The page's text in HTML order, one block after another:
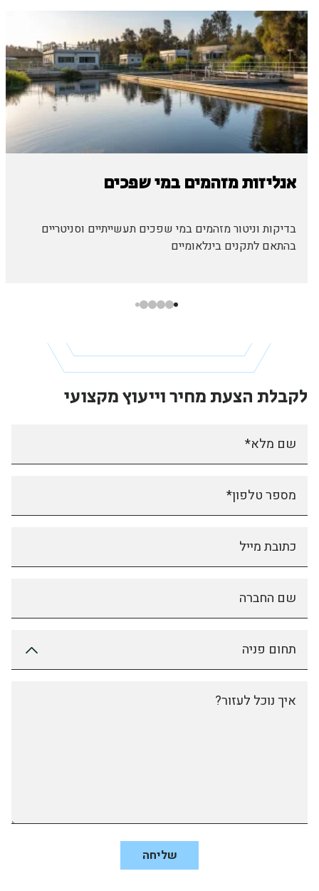
אנליזות מזהמים במי שפכים
בדיקות וניטור מזהמים במי שפכים תעשייתיים וסניטריים
בהתאם לתקנים בינלאומיים
לקבלת הצעת מחירוייעוץ מקצועי
שם מלא*
מספר טלפון*
כתובת מייל
שם החברה
תחום פניה
איך נוכל לעזור?